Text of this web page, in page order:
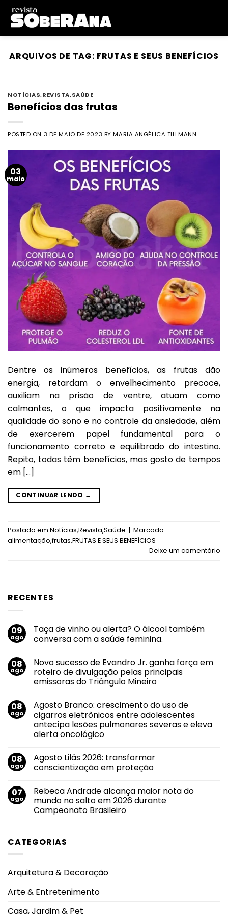
Skip
content
ARQUIVOS DE TAG: FRUTAS E SEUS BENEFÍCIOS
RECENTES
09
ago
Taça de vinho ou alerta? O álcool também
conversa com a saúde feminina.
em
Taça
de
vinho
O
álcool
também
conversa
com
a
08
ago
Novo sucesso de Evandro Jr. ganha força em
roteiro de divulgação pelas principais
emissoras do Triângulo Mineiro
em
Novo
sucesso
de
Evandro
Jr.
em
roteiro
de
principais
emissoras
do
Triângulo
08
ago
Agosto Branco: crescimento do uso de
cigarros eletrônicos entre adolescentes
antecipa lesões pulmonares severas e eleva
alerta oncológico
em
Agosto
Branco:
uso
de
cigarros
eletrônicos
pulmonares
alerta
oncológico
08
ago
Agosto Lilás 2026: transformar
conscientização em proteção
em
Agosto
Lilás
2026:
transformar
07
ago
Rebeca Andrade alcança maior nota do
mundo no salto em 2026 durante
Campeonato Brasileiro
Rebeca
Andrade
do
salto
CATEGORIAS
Arquitetura & Decoração
Arte & Entretenimento
Casa, Jardim & Pet
NOTÍCIAS,REVISTA,SAÚDE
Benefícios das frutas
POSTED ON 3 DE MAIO DE 2023 BYMARIA ANGÉLICA TILLMANN
03
maio
Dentre os inúmeros benefícios, as frutas dão
energia, retardam o envelhecimento precoce,
auxiliam na prisão de ventre, atuam como
calmantes, o que impacta positivamente na
qualidade do sono e no controle da ansiedade, além
de exercerem papel fundamental para o
funcionamento correto e equilibrado do intestino.
Repito, todas têm benefícios, mas gosto de tempos
em […]
CONTINUAR LENDO →
Postado em Notícias,Revista,Saúde | Marcado
alimentação,frutas,FRUTAS E SEUS BENEFÍCIOS
Deixe um comentário